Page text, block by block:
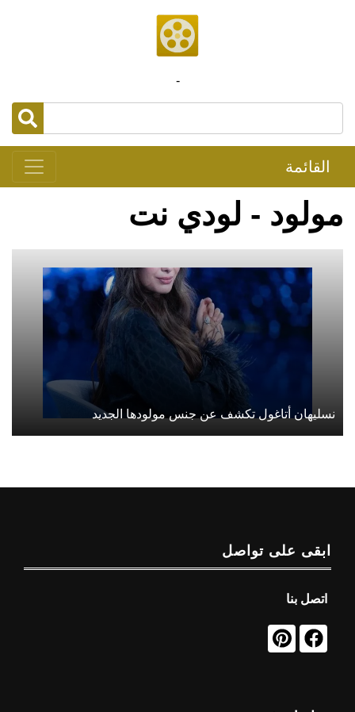
-
القائمة
مولود - لودي نت
نسليهان أتاغول تكشف عن جنس مولودها الجديد
ابقى على تواصل
اتصل بنا